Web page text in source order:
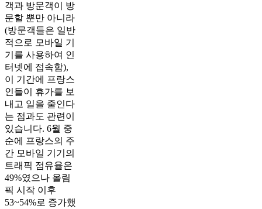
객과 방문객이 방
문할 뿐만 아니라
(방문객들은 일반
적으로 모바일 기
기를 사용하여 인
터넷에 접속함),
이 기간에 프랑스
인들이 휴가를 보
내고 일을 줄인다
는 점과도 관련이
있습니다. 6월 중
순에 프랑스의 주
간 모바일 기기의
트래픽 점유율은
49%였으나 올림
픽 시작 이후
53~54%로 증가했